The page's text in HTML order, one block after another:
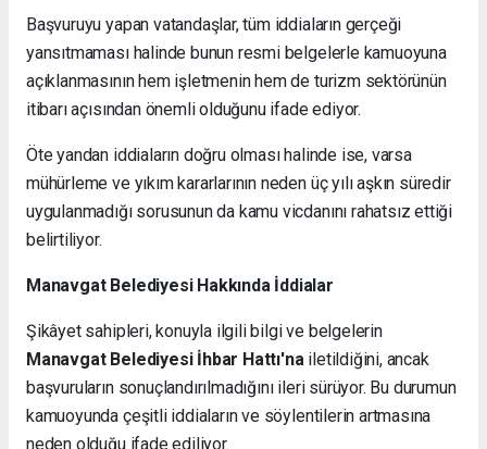
Başvuruyu yapan vatandaşlar, tüm iddiaların gerçeği
yansıtmaması halinde bunun resmi belgelerle kamuoyuna
açıklanmasının hem işletmenin hem de turizm sektörünün
itibarı açısından önemli olduğunu ifade ediyor.
Öte yandan iddiaların doğru olması halinde ise, varsa
mühürleme ve yıkım kararlarının neden üç yılı aşkın süredir
uygulanmadığı sorusunun da kamu vicdanını rahatsız ettiği
belirtiliyor.
Manavgat Belediyesi Hakkında İddialar
Şikâyet sahipleri, konuyla ilgili bilgi ve belgelerin
Manavgat Belediyesi İhbar Hattı'na iletildiğini, ancak
başvuruların sonuçlandırılmadığını ileri sürüyor. Bu durumun
kamuoyunda çeşitli iddiaların ve söylentilerin artmasına
neden olduğu ifade ediliyor.